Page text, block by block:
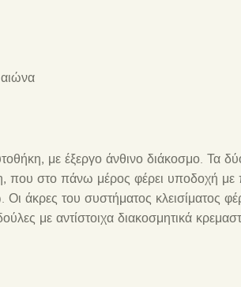
με έξεργο άνθινο διάκοσμο. Τα
που στο πάνω μέρος φέρει υποδοχή με
Οι άκρες του συστήματος
με αντίστοιχα διακοσμητικά